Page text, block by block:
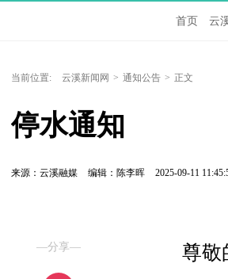
首页 云
当前位置: 云溪新闻网 > 通知公告 > 正文
停水通知
来源：云溪融媒 编辑：陈李晖 2025-09-11
—分享— 尊敬